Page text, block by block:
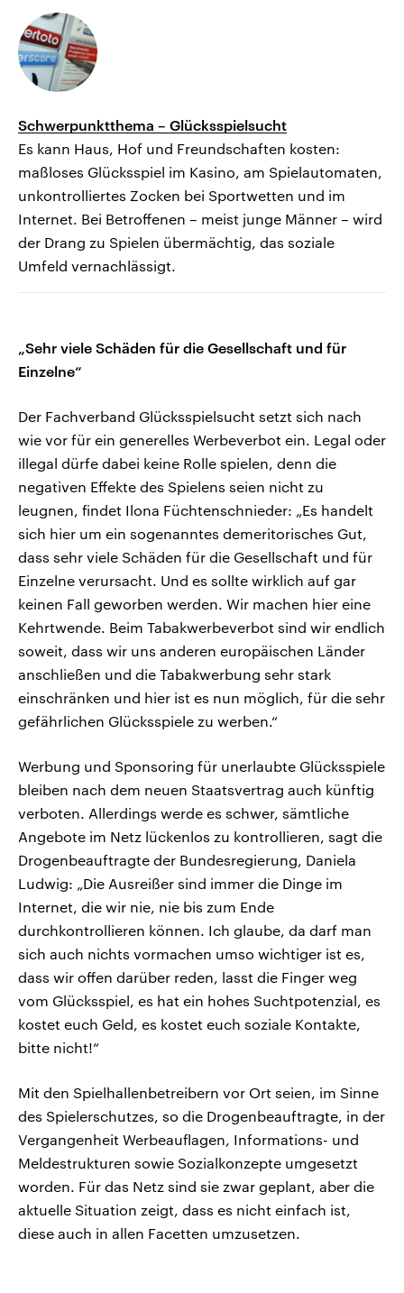
Schwerpunktthema – Glücksspielsucht
Es kann Haus, Hof und Freundschaften kosten:
maßloses Glücksspiel im Kasino, am Spielautomaten,
unkontrolliertes Zocken bei Sportwetten und im
Internet. Bei Betroffenen – meist junge Männer – wird
der Drang zu Spielen übermächtig, das soziale
Umfeld vernachlässigt.
„Sehr viele Schäden für die Gesellschaft und für
Einzelne“
Der Fachverband Glücksspielsucht setzt sich nach
wie vor für ein generelles Werbeverbot ein. Legal oder
illegal dürfe dabei keine Rolle spielen, denn die
negativen Effekte des Spielens seien nicht zu
leugnen, findet Ilona Füchtenschnieder: „Es handelt
sich hier um ein sogenanntes demeritorisches Gut,
dass sehr viele Schäden für die Gesellschaft und für
Einzelne verursacht. Und es sollte wirklich auf gar
keinen Fall geworben werden. Wir machen hier eine
Kehrtwende. Beim Tabakwerbeverbot sind wir endlich
soweit, dass wir uns anderen europäischen Länder
anschließen und die Tabakwerbung sehr stark
einschränken und hier ist es nun möglich, für die sehr
gefährlichen Glücksspiele zu werben.“
Werbung und Sponsoring für unerlaubte Glücksspiele
bleiben nach dem neuen Staatsvertrag auch künftig
verboten. Allerdings werde es schwer, sämtliche
Angebote im Netz lückenlos zu kontrollieren, sagt die
Drogenbeauftragte der Bundesregierung, Daniela
Ludwig: „Die Ausreißer sind immer die Dinge im
Internet, die wir nie, nie bis zum Ende
durchkontrollieren können. Ich glaube, da darf man
sich auch nichts vormachen umso wichtiger ist es,
dass wir offen darüber reden, lasst die Finger weg
vom Glücksspiel, es hat ein hohes Suchtpotenzial, es
kostet euch Geld, es kostet euch soziale Kontakte,
bitte nicht!“
Mit den Spielhallenbetreibern vor Ort seien, im Sinne
des Spielerschutzes, so die Drogenbeauftragte, in der
Vergangenheit Werbeauflagen, Informations- und
Meldestrukturen sowie Sozialkonzepte umgesetzt
worden. Für das Netz sind sie zwar geplant, aber die
aktuelle Situation zeigt, dass es nicht einfach ist,
diese auch in allen Facetten umzusetzen.